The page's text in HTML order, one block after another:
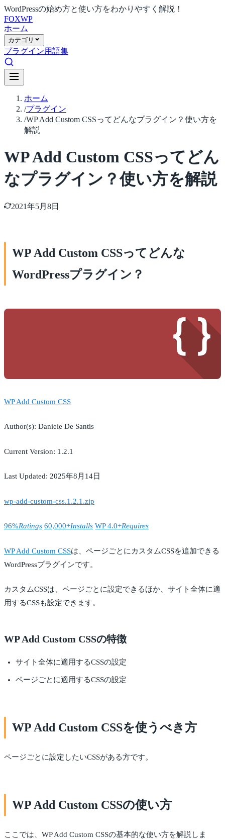
WordPressの始め方と使い方をわかりやすく解説！
FOXWP
ホーム
カテゴリ
プラグイン用語集
ホーム
/プラグイン
/WP Add Custom CSSってどんなプラグイン？使い方を
解説
WP Add Custom CSSってどん
なプラグイン？使い方を解説
2021年5月8日
WP Add Custom CSSってどんな
WordPressプラグイン？
WP Add Custom CSS
Author(s): Daniele De Santis
Current Version: 1.2.1
Last Updated: 2025年8月14日
wp-add-custom-css.1.2.1.zip
96%Ratings 60,000+Installs WP 4.0+Requires
WP Add Custom CSSは、ページごとにカスタムCSSを追加できる
WordPressプラグインです。
カスタムCSSは、ページごとに設定できるほか、サイト全体に適
用するCSSも設定できます。
WP Add Custom CSSの特徴
サイト全体に適用するCSSの設定
ページごとに適用するCSSの設定
WP Add Custom CSSを使うべき方
ページごとに設定したいCSSがある方です。
WP Add Custom CSSの使い方
ここでは、WP Add Custom CSSの基本的な使い方を解説しま